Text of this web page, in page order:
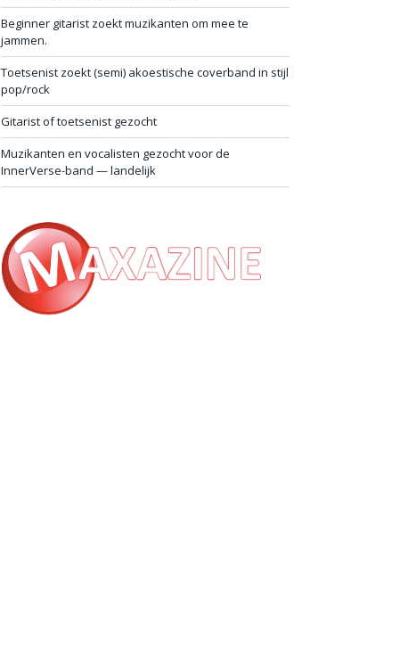
Beginner gitarist zoekt muzikanten om mee te
jammen.
Toetsenist zoekt (semi) akoestische coverband in stijl
pop/rock
Gitarist of toetsenist gezocht
Muzikanten en vocalisten gezocht voor de
InnerVerse-band — landelijk